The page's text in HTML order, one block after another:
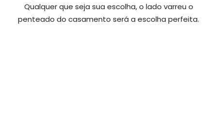
Qualquer que seja sua escolha, o lado varreu o
penteado do casamento será a escolha perfeita.